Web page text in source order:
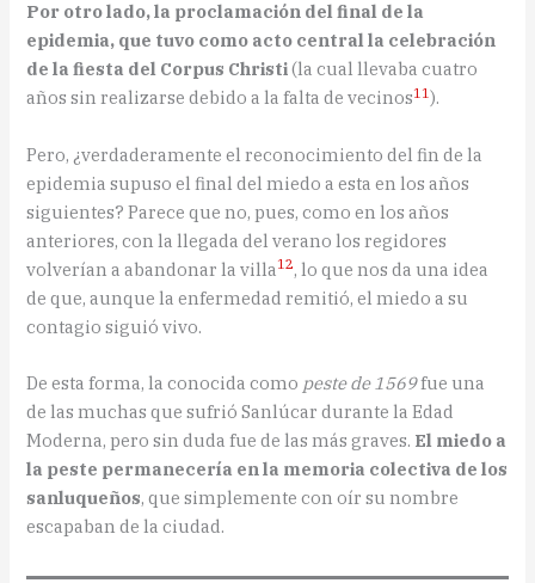
Por otro lado, la proclamación del final de la
epidemia, que tuvo como acto central la celebración
de la fiesta del Corpus Christi(la cual llevaba cuatro
años sin realizarse debido a la falta de vecinos11).
Pero, ¿verdaderamente el reconocimiento del fin de la
epidemia supuso el final del miedo a esta en los años
siguientes? Parece que no, pues, como en los años
anteriores, con la llegada del verano los regidores
volverían a abandonar la villa12, lo que nos da una idea
de que, aunque la enfermedad remitió, el miedo a su
contagio siguió vivo.
De esta forma, la conocida como peste de 1569fue una
de las muchas que sufrió Sanlúcar durante la Edad
Moderna, pero sin duda fue de las más graves. El miedo a
la peste permanecería en la memoria colectiva de los
sanluqueños, que simplemente con oír su nombre
escapaban de la ciudad.